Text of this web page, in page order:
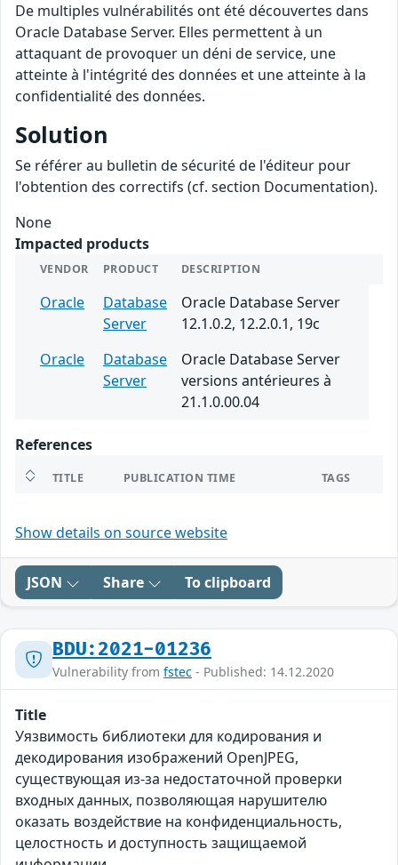
De multiples vulnérabilités ont été découvertes dans
Oracle Database Server. Elles permettent à un
attaquant de provoquer un déni de service, une
atteinte à l'intégrité des données et une atteinte à la
confidentialité des données.
Solution
Se référer au bulletin de sécurité de l'éditeur pour
l'obtention des correctifs (cf. section Documentation).
None
Impacted products
VENDOR PRODUCT DESCRIPTION
Oracle
Database
Server
Oracle Database Server
12.1.0.2, 12.2.0.1, 19c
Oracle
Database
Server
Oracle Database Server
versions antérieures à
21.1.0.00.04
References
TITLE PUBLICATION TIME TAGS
Show details on source website
JSON Share To clipboard
BDU:2021-01236
Vulnerability from fstec - Published: 14.12.2020
Title
Уязвимость библиотеки для кодирования и
декодирования изображений OpenJPEG,
существующая из-за недостаточной проверки
входных данных, позволяющая нарушителю
оказать воздействие на конфиденциальность,
целостность и доступность защищаемой